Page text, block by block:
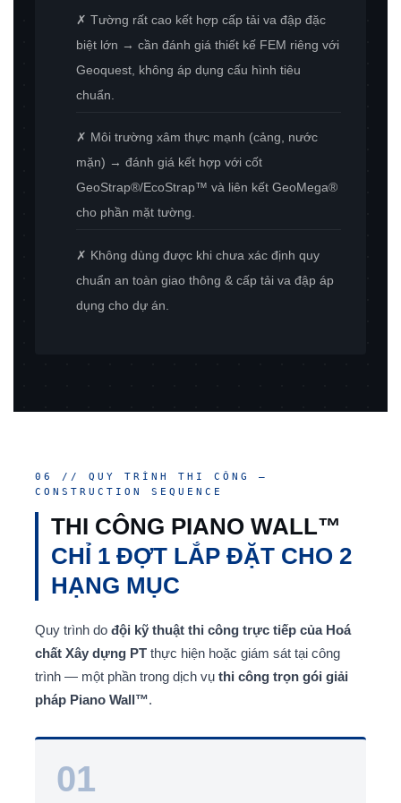
✗ Tường rất cao kết hợp cấp tải va đập đặc
biệt lớn → cần đánh giá thiết kế FEM riêng với
Geoquest, không áp dụng cấu hình tiêu
chuẩn.
✗ Môi trường xâm thực mạnh (cảng, nước
mặn) → đánh giá kết hợp với cốt
GeoStrap®/EcoStrap™ và liên kết GeoMega®
cho phần mặt tường.
✗ Không dùng được khi chưa xác định quy
chuẩn an toàn giao thông & cấp tải va đập áp
dụng cho dự án.
06 // QUY TRÌNH THI CÔNG —
CONSTRUCTION SEQUENCE
THI CÔNG PIANO WALL™
CHỈ 1 ĐỢT LẮP ĐẶT CHO 2
HẠNG MỤC
Quy trình do đội kỹ thuật thi công trực tiếp của Hoá
chất Xây dựng PT thực hiện hoặc giám sát tại công
trình — một phần trong dịch vụ thi công trọn gói giải
pháp Piano Wall™.
01